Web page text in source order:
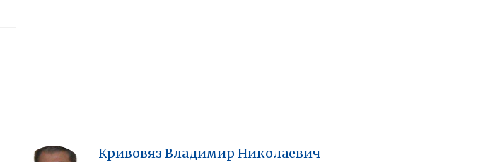
Кривовяз Владимир Николаевич